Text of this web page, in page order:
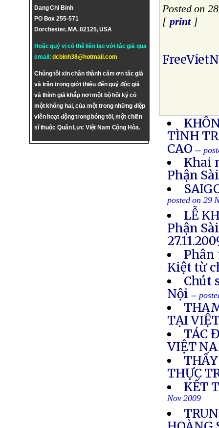
Dang Chi Binh
PO Box 255-571
Dorchester, MA. 02125, USA
Hoặc quý vị có thể liên lạc với tác giả qua
email:dcbinh38@hotmail.com
Chúng tôi xin chân thành cám ơn tác giả
và trân trọng giới thiệu đến quý độc giả
và thính giả khắp nơi một bộ hồi ký có
một không hai, của một trong những điệp
viên hoạt động trong bóng tối, một chiến
sĩ thuộc Quân Lực Việt Nam Cộng Hòa.
Posted on
[ print]
TÌNH
CAO--
Khai
Phận
posted on 29
LỄ
Phận
Phân
Kiệt từ
Chút
Nội --
TẠI
TÁC
VIỆT
THỰC
KẾT
Nov 2009